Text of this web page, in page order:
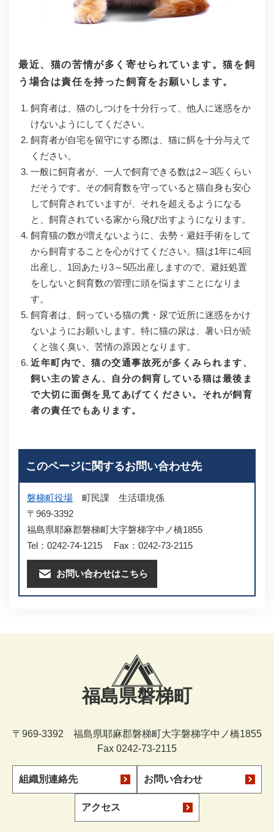
最近、猫の苦情が多く寄せられています。猫を飼
う場合は責任を持った飼育をお願いします。
飼育者は、猫のしつけを十分行って、他人に迷惑をか
けないようにしてください。
飼育者が自宅を留守にする際は、猫に餌を十分与えて
ください。
一般に飼育者が、一人で飼育できる数は2～3匹くらい
だそうです。その飼育数を守っていると猫自身も安心
して飼育されていますが、それを超えるようになる
と、飼育されている家から飛び出すようになります。
飼育猫の数が増えないように、去勢・避妊手術をして
から飼育することを心がけてください。猫は1年に4回
出産し、1回あたり3～5匹出産しますので、避妊処置
をしないと飼育数の管理に頭を悩ますことになりま
す。
飼育者は、飼っている猫の糞・尿で近所に迷惑をかけ
ないようにお願いします。特に猫の尿は、暑い日が続
くと強く臭い、苦情の原因となります。
近年町内で、猫の交通事故死が多くみられます、
飼い主の皆さん、自分の飼育している猫は最後ま
で大切に面倒を見てあげてください。それが飼育
者の責任でもあります。
このページに関するお問い合わせ先
磐梯町役場 町民課
生活環境係
〒969-3392
福島県耶麻郡磐梯町大字磐梯字中ノ橋1855
Tel：0242-74-1215
Fax：0242-73-2115
お問い合わせはこちら
福島県磐梯町
〒969-3392 福島県耶麻郡磐梯町大字磐梯字中ノ橋1855
Fax 0242-73-2115
組織別連絡先 お問い合わせ
アクセス